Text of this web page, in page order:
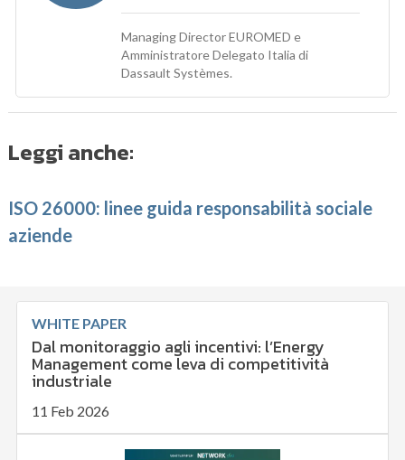
Managing Director EUROMED e
Amministratore Delegato Italia di
Dassault Systèmes.
Leggi anche:
ISO 26000: linee guida responsabilità sociale
aziende
WHITE PAPER
Dal monitoraggio agli incentivi: l’Energy
Management come leva di competitività
industriale
11 Feb 2026